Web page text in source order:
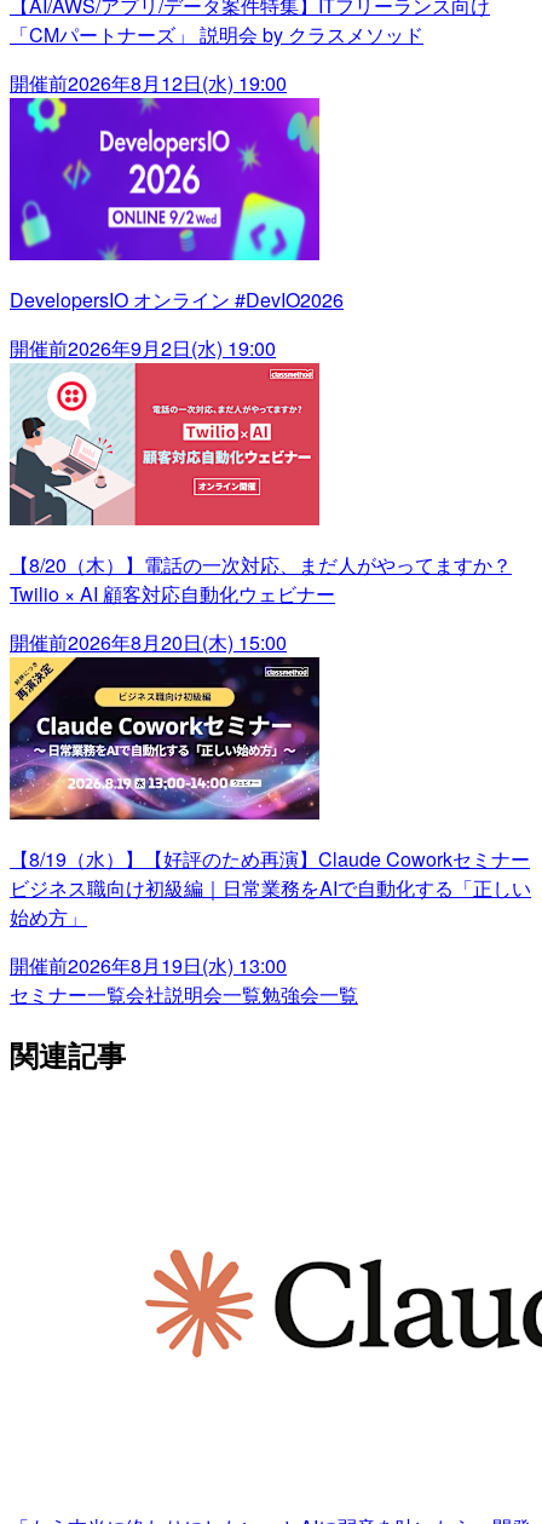
【AI/AWS/アプリ/データ案件特集】ITフリーランス向け
「CMパートナーズ」 説明会 by クラスメソッド
開催前2026年8月12日(水) 19:00
DevelopersIO オンライン #DevIO2026
開催前2026年9月2日(水) 19:00
【8/20（木）】電話の一次対応、まだ人がやってますか？
Twilio × AI 顧客対応自動化ウェビナー
開催前2026年8月20日(木) 15:00
【8/19（水）】【好評のため再演】Claude Coworkセミナー
ビジネス職向け初級編｜日常業務をAIで自動化する「正しい
始め方」
開催前2026年8月19日(水) 13:00
セミナー一覧会社説明会一覧勉強会一覧
関連記事